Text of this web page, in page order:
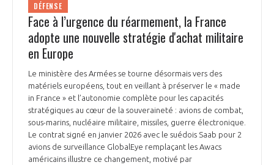
NOTRE VISION
NOS MISSIONS
NOTRE HISTOIRE
ORGANISATION
L’ÉQUIPE DU GIFAS
NOS RÉSEAUX À L'INTERNATIONAL
FONCTIONNEMENT
GEADS
COMITÉ AERO PME
ACCOMPAGNEMENT DE NOS ADHÉRENTS
LES PROGRAMMES DU GIFAS
LA MÉDIATION
16 19
22
23 26 27
DÉFENSE
Face à l’urgence du réarmement, la France
adopte une nouvelle stratégie d'achat militaire
en Europe
Le ministère des Armées se tourne désormais vers des
matériels européens, tout en veillant à préserver le « made
in France » et l’autonomie complète pour les capacités
stratégiques au cœur de la souveraineté : avions de combat,
sous-marins, nucléaire militaire, missiles, guerre électronique.
Le contrat signé en janvier 2026 avec le suédois Saab pour 2
avions de surveillance GlobalEye remplaçant les Awacs
américains illustre ce changement, motivé par